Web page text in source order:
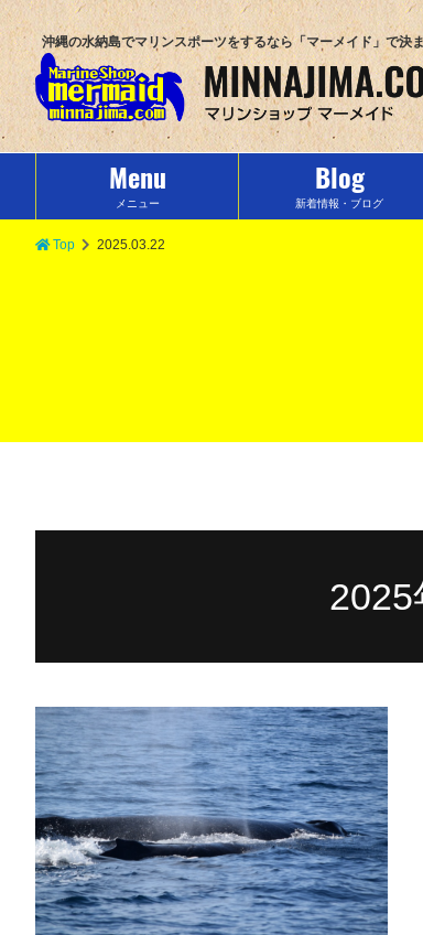
沖縄の水納島でマリンスポーツをするなら「マーメイド」で決
Menu
メニュー
Blog
新着情報・ブログ
Top 2025.03.22